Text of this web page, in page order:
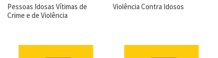
Pessoas Idosas Vítimas de
Crime e de Violência
Violência Contra Idosos